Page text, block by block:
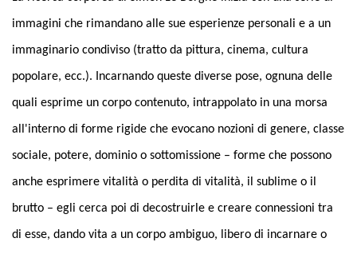
immagini che rimandano alle sue esperienze personali e a un
immaginario condiviso (tratto da pittura, cinema, cultura
popolare, ecc.). Incarnando queste diverse pose, ognuna delle
quali esprime un corpo contenuto, intrappolato in una morsa
all'interno di forme rigide che evocano nozioni di genere, classe
sociale, potere, dominio o sottomissione – forme che possono
anche esprimere vitalità o perdita di vitalità, il sublime o il
brutto – egli cerca poi di decostruirle e creare connessioni tra
di esse, dando vita a un corpo ambiguo, libero di incarnare o